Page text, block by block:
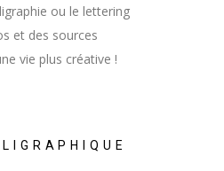
ou le lettering
et des sources
vie plus créative !